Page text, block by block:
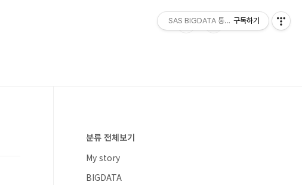
분류 전체보기
My story
BIGDATA
SAS BIGDATA 통계분석구독하기